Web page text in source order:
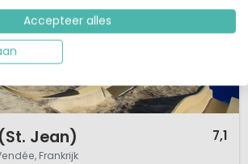
Jean) 7,1
Frankrijk
Accepteer alles